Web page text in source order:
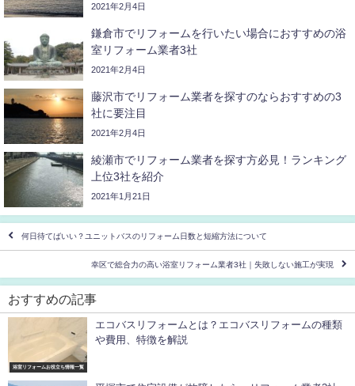
2021年2月4日
鎌倉市でリフォームを行いたい場合におすすめの浴
室リフォーム業者3社
2021年2月4日
藤沢市でリフォーム業者を探すのならおすすめの3
社に要注目
2021年2月4日
綾瀬市でリフォーム業者を探す方必見！ランキング
上位3社を紹介
2021年1月21日
何日待てばいい？ユニットバスのリフォーム日数と短縮方法について
幸区で総合力の高い浴室リフォーム業者3社｜失敗しない施工が実現
おすすめの記事
浴室リフォームお役立ち情報一覧
エコバスリフォームとは？エコバスリフォームの種類
や費用、特徴を解説